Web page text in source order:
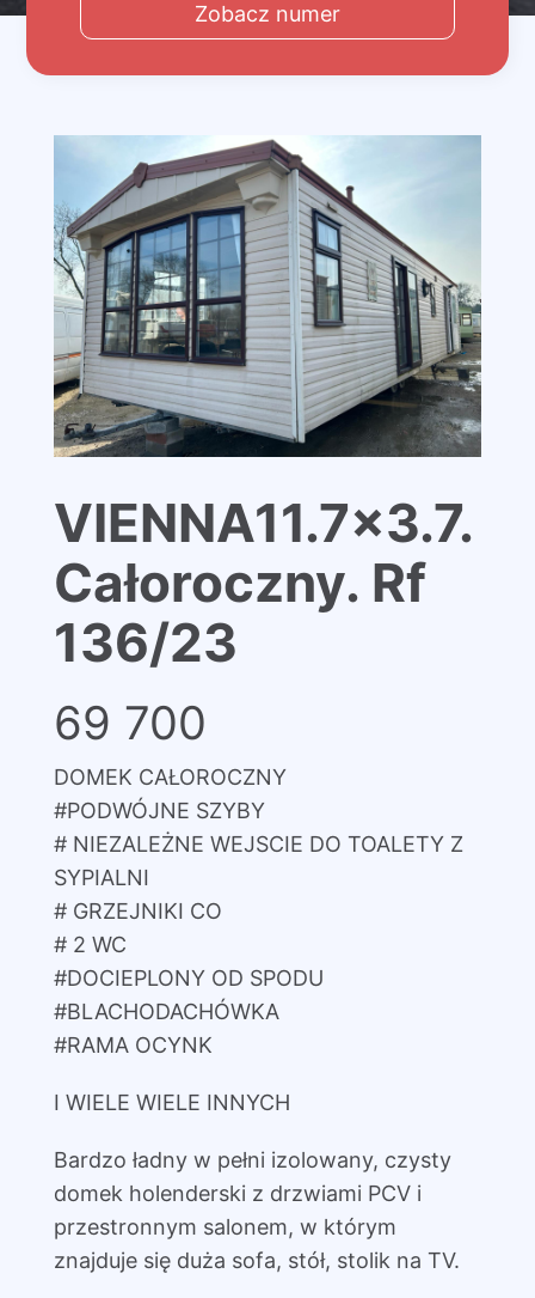
Zobacz numer
VIENNA11.7×3.7.
Całoroczny. Rf
136/23
69 700
DOMEK CAŁOROCZNY
#PODWÓJNE SZYBY
# NIEZALEŻNE WEJSCIE DO TOALETY Z
SYPIALNI
# GRZEJNIKI CO
# 2 WC
#DOCIEPLONY OD SPODU
#BLACHODACHÓWKA
#RAMA OCYNK
I WIELE WIELE INNYCH
Bardzo ładny w pełni izolowany, czysty
domek holenderski z drzwiami PCV i
przestronnym salonem, w którym
znajduje się duża sofa, stół, stolik na TV.